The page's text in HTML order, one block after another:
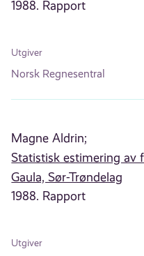
1988. Rapport
Utgiver
Norsk Regnesentral
Magne Aldrin;
Statistisk estimering av
Gaula, Sør-Trøndelag
1988. Rapport
Utgiver